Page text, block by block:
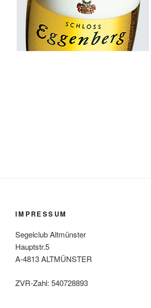
IMPRESSUM
Segelclub Altmünster
Hauptstr.5
A-4813 ALTMÜNSTER
ZVR-Zahl: 540728893